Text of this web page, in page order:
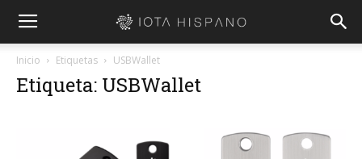
Inicio Etiquetas USBWallet
Etiqueta: USBWallet